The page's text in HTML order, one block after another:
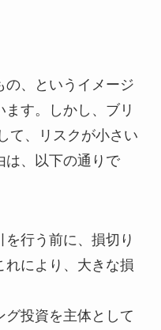
の、というイメージ
す。しかし、ブリ
て、リスクが小さい
は、以下の通りで
行う前に、損切り
れにより、大きな損
投資を主体として